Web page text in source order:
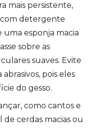
mais persistente,
detergente
esponja macia
sobre as
suaves. Evite
pois eles
do gesso.
como cantos e
cerdas macias ou